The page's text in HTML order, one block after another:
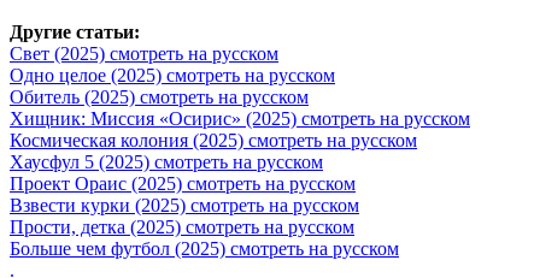
Другие статьи:
Свет (2025) смотреть на русском
Одно целое (2025) смотреть на русском
Обитель (2025) смотреть на русском
Хищник: Миссия «Осирис» (2025) смотреть на русском
Космическая колония (2025) смотреть на русском
Хаусфул 5 (2025) смотреть на русском
Проект Ораис (2025) смотреть на русском
Взвести курки (2025) смотреть на русском
Прости, детка (2025) смотреть на русском
Больше чем футбол (2025) смотреть на русском
.